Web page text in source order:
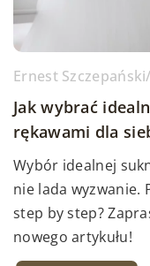
Ernest Szczepański/
Jak wybrać
rękawami dla
Wybór idealnej
nie lada wyzwanie.
step by step?
nowego artykułu!